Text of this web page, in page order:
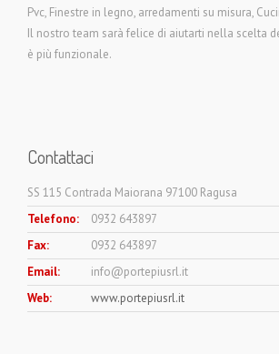
Pvc, Finestre in legno, arredamenti su misura,
Il nostro team sarà felice di aiutarti nella scelta
è più funzionale.
Contattaci
SS 115 Contrada Maiorana 97100 Ragusa
Telefono:
0932 643897
Fax:
0932 643897
Email:
info@portepiusrl.it
Web:
www.portepiusrl.it